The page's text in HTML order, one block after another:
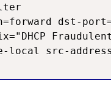
dst-